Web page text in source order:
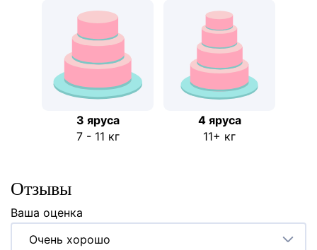
3 яруса
7 - 11 кг
4 яруса
11+ кг
Отзывы
Ваша оценка
Очень хорошо